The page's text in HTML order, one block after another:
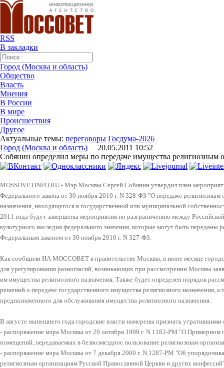
RSS
В закладки
Город (Москва и область)
Общество
Власть
Мнения
В России
В мире
Происшествия
Другое
Актуальные темы: переговоры Госдума-2026
Город (Москва и область) 20.05.2011 10:52
Собянин определил меры по передаче имущества религиозным
MOSSOVETINFO.RU - Мэр Москвы Сергей Собянин утвердил план
Федерального закона от 30 ноября 2010 г. N 328-ФЗ "О передаче религиозным
назначения, находящегося в государственной или муниципальной
2011 года будут завершены мероприятия по разграничению между
культурного наследия федерального значения, которые могут быть переданы
Федеральным законом от 30 ноября 2010 г. N 327-ФЗ.
Как сообщили ИА МОССОВЕТ в правительстве Москвы, в июне месяце
для урегулирования разногласий, возникающих при рассмотрении Москвы
им имущества религиозного назначения. Также будет определен порядок
решений о передаче государственного имущества религиозного назначения,
предназначенного для обслуживания имущества религиозного назначения.
В августе нынешнего года городские власти намерены признать
- распоряжение мэра Москвы от 20 октября 1999 г. N 1182-РМ "О Примерном
помещений, передаваемых в безвозмездное пользование религиозным
- распоряжение мэра Москвы от 7 декабря 2000 г. N 1287-РМ "Об
религиозным организациям Русской Православной Церкви и других